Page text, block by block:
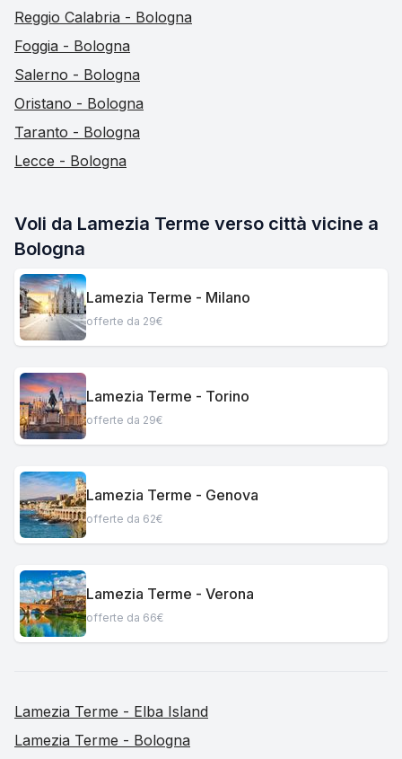
Reggio Calabria - Bologna
Foggia - Bologna
Salerno - Bologna
Oristano - Bologna
Taranto - Bologna
Lecce - Bologna
Voli da Lamezia Terme verso città vicine a
Bologna
Lamezia Terme - Milano
offerte da 29€
Lamezia Terme - Torino
offerte da 29€
Lamezia Terme - Genova
offerte da 62€
Lamezia Terme - Verona
offerte da 66€
Lamezia Terme - Elba Island
Lamezia Terme - Bologna